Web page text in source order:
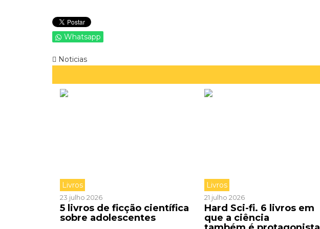
Whatsapp
Noticias
Livros
23 julho 2026
5 livros de ficção científica
sobre adolescentes
Livros
21 julho 2026
Hard Sci-fi. 6 livros em
que a ciência